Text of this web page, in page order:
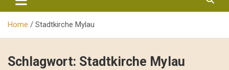
Home Stadtkirche Mylau
Schlagwort: Stadtkirche Mylau